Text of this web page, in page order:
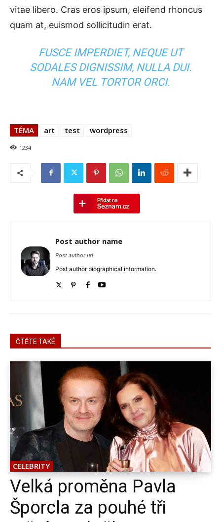
vitae libero. Cras eros ipsum, eleifend rhoncus
quam at, euismod sollicitudin erat.
FUSCE IMPERDIET, NEQUE UT
SODALES DIGNISSIM, NULLA DUI.
NAM VEL TORTOR ORCI.
TÉMA art test wordpress
1234
Post author name
Post author url
Post author biographical information.
ČTĚTE TAKÉ
CELEBRITY
Velká proměna Pavla
Šporcla za pouhé tři